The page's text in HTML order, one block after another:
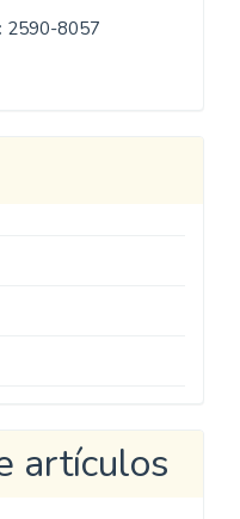
2590-8057
artículos